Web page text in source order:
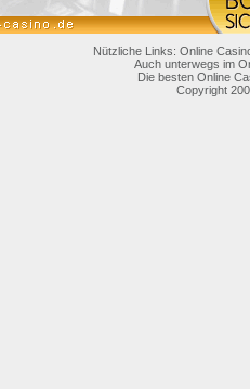
Nützliche Links: Online
Auch unterwegs im
Die besten Online
Copyright